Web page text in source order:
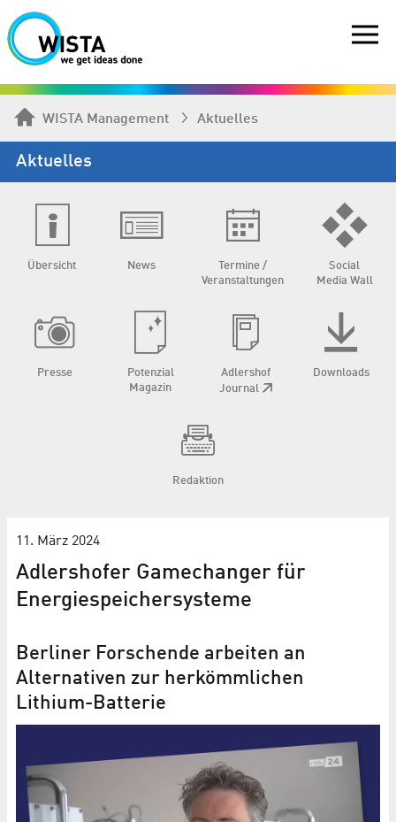
WISTA Management Aktuelles
Aktuelles
Übersicht News
Termine /
Veranstaltungen
Social
Media Wall
Presse
Potenzial
Magazin
Adlershof
Journal
Downloads
Redaktion
11. März 2024
Adlershofer Gamechanger für
Energie­speicher­systeme
Berliner Forschende arbeiten an
Alternativen zur herkömmlichen
Lithium-Batterie